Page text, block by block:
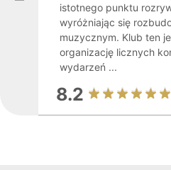
istotnego punktu
wyróżniając się
muzycznym. Klub ten
organizację licznych
wydarzeń ...
8.2